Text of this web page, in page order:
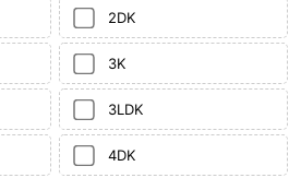
2DK
3K
3LDK
4DK